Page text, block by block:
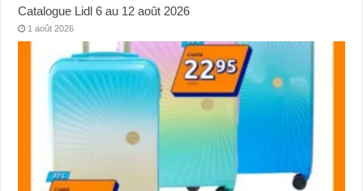
Catalogue Lidl 6 au 12 août 2026
1 août 2026